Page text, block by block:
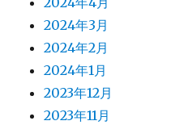
2024年3月
2024年2月
2024年1月
2023年12月
2023年11月